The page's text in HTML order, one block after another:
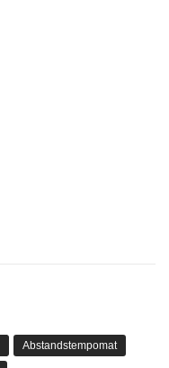
Abstandstempomat